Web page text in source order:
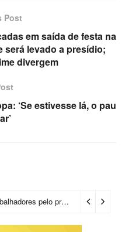
Post
em saída de festa na
será levado a presídio;
divergem
‘Se estivesse lá, o pau
Prefeitura certifica 4,6 mil trabalhadores pelo programa Treinar para Empregar e realiza Feirão de Empregabilidade